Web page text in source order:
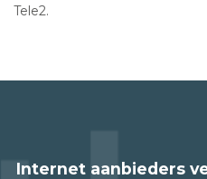
Tele2.
Internet aanbieders